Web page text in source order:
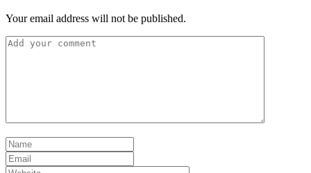
Your email address will not be published.